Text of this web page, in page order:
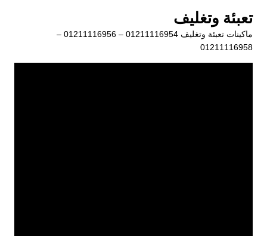
المحتوى
تعبئة وتغليف
ماكينات تعبئة وتغليف 01211116954 – 01211116956 –
01211116958